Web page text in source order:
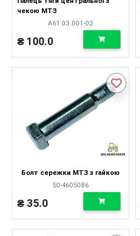
чекою МТЗ
А61.03.001-02
₴ 100.0
Болт сережки МТЗ з гайкою
50-4605086
₴ 35.0